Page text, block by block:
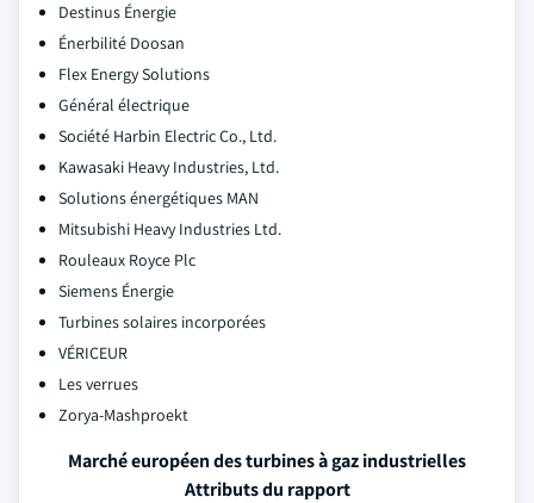
Destinus Énergie
Énerbilité Doosan
Flex Energy Solutions
Général électrique
Société Harbin Electric Co., Ltd.
Kawasaki Heavy Industries, Ltd.
Solutions énergétiques MAN
Mitsubishi Heavy Industries Ltd.
Rouleaux Royce Plc
Siemens Énergie
Turbines solaires incorporées
VÉRICEUR
Les verrues
Zorya-Mashproekt
Marché européen des turbines à gaz industrielles
Attributs du rapport